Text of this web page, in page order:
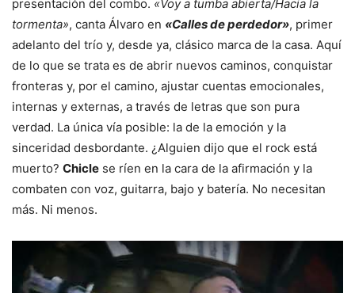
presentación del combo. «Voy a tumba abierta/Hacia la
tormenta», canta Álvaro en «Calles de perdedor», primer
adelanto del trío y, desde ya, clásico marca de la casa. Aquí
de lo que se trata es de abrir nuevos caminos, conquistar
fronteras y, por el camino, ajustar cuentas emocionales,
internas y externas, a través de letras que son pura
verdad. La única vía posible: la de la emoción y la
sinceridad desbordante. ¿Alguien dijo que el rock está
muerto? Chicle se ríen en la cara de la afirmación y la
combaten con voz, guitarra, bajo y batería. No necesitan
más. Ni menos.